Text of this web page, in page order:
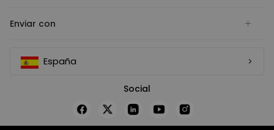
Enviar con
España
Social